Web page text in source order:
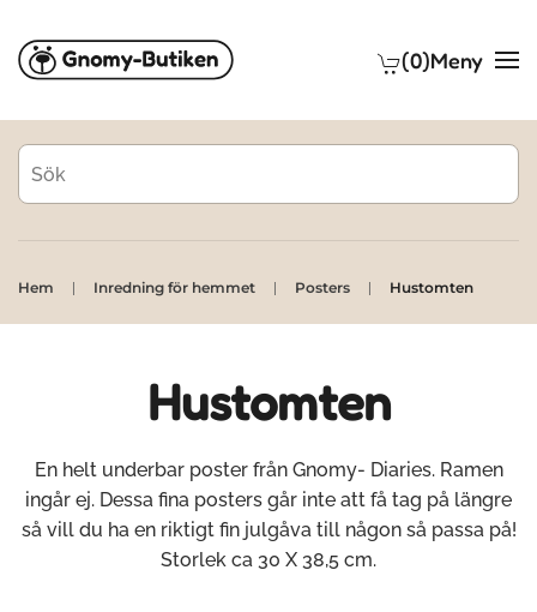
Skip to main content (0)Meny
Hem Inredning för hemmet Posters Hustomten
Hustomten
En helt underbar poster från Gnomy- Diaries. Ramen
ingår ej. Dessa fina posters går inte att få tag på längre
så vill du ha en riktigt fin julgåva till någon så passa på!
Storlek ca 30 X 38,5 cm.